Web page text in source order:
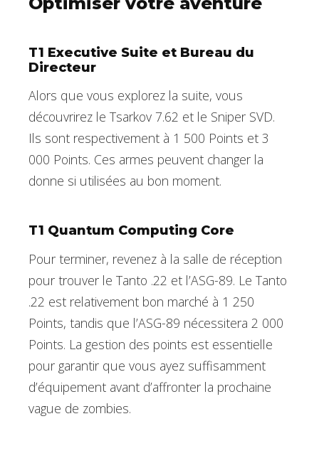
T1 Executive Suite et Bureau du
Directeur
Alors que vous explorez la suite, vous
découvrirez le Tsarkov 7.62 et le Sniper SVD.
Ils sont respectivement à 1 500 Points et 3
000 Points. Ces armes peuvent changer la
donne si utilisées au bon moment.
T1 Quantum Computing Core
Pour terminer, revenez à la salle de réception
pour trouver le Tanto .22 et l’ASG-89. Le Tanto
.22 est relativement bon marché à 1 250
Points, tandis que l’ASG-89 nécessitera 2 000
Points. La gestion des points est essentielle
pour garantir que vous ayez suffisamment
d’équipement avant d’affronter la prochaine
vague de zombies.